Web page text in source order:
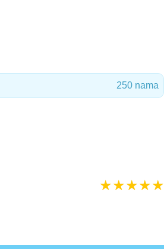
250 nama
★★★★★